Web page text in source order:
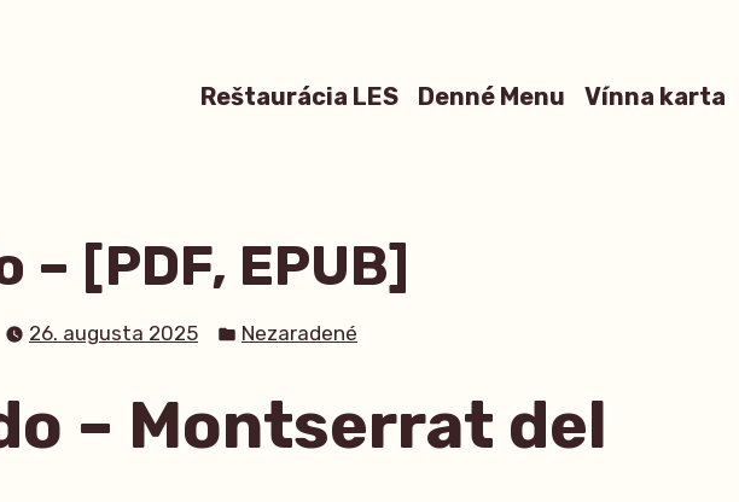
Reštaurácia LES Denné Menu Vínna karta
– [PDF, EPUB]
26. augusta 2025
Posted
Nezaradené
– Montserrat del